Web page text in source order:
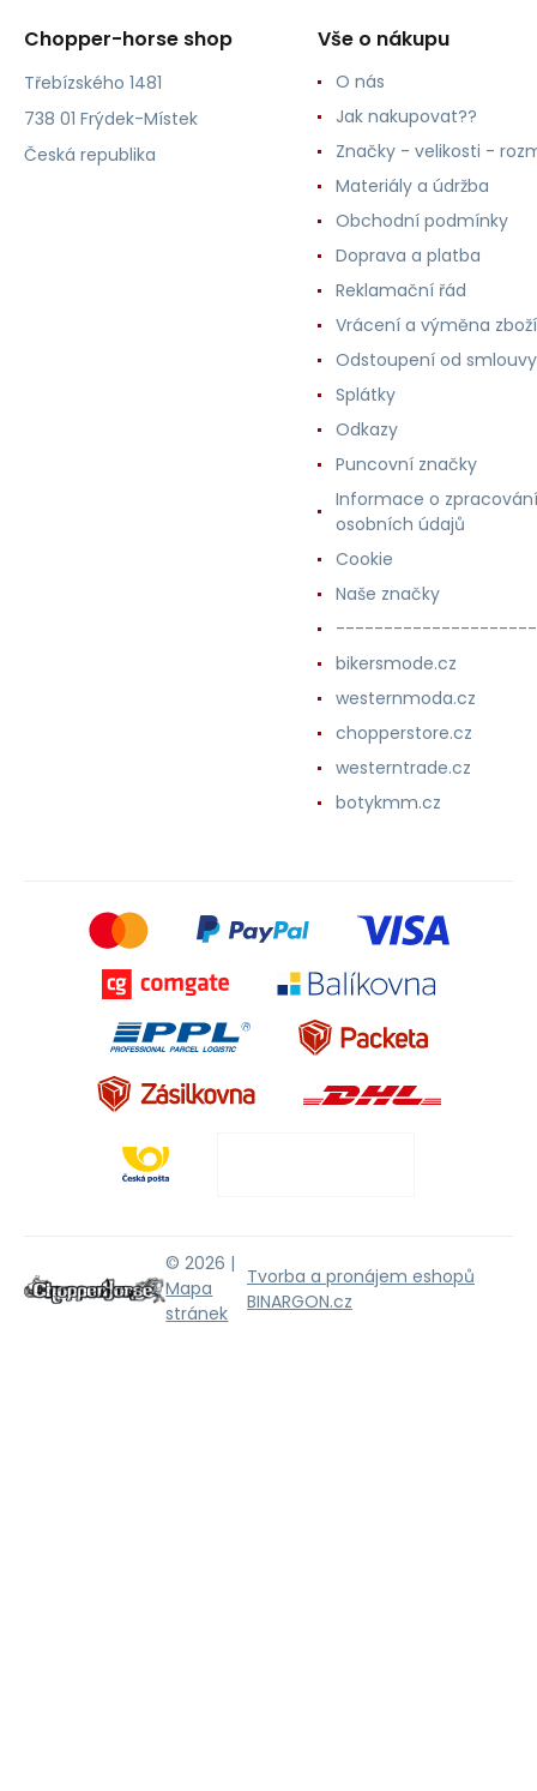
Chopper-horse shop
Třebízského 1481
738 01 Frýdek-Místek
Česká republika
Vše o nákupu
O nás
Jak nakupovat??
Značky - velikosti -
Materiály a údržba
Obchodní podmínky
Doprava a platba
Reklamační řád
Vrácení a výměna zboží
Odstoupení od smlouvy
Splátky
Odkazy
Puncovní značky
Informace o zpracování
osobních údajů
Cookie
Naše značky
bikersmode.cz
westernmoda.cz
chopperstore.cz
westerntrade.cz
botykmm.cz
© 2026 |
Mapa
stránek
Tvorba a pronájem eshopů
BINARGON.cz